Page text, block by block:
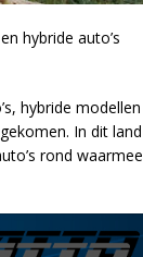
hybride auto’s
hybride modellen
In dit land
rond waarmee